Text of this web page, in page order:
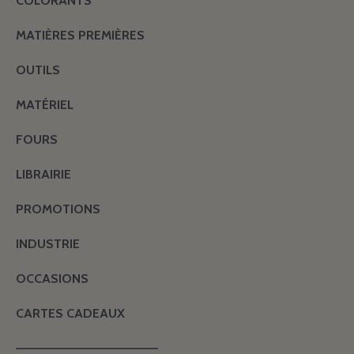
MATIÈRES PREMIÈRES
OUTILS
MATÉRIEL
FOURS
LIBRAIRIE
PROMOTIONS
INDUSTRIE
OCCASIONS
CARTES CADEAUX
———————————————